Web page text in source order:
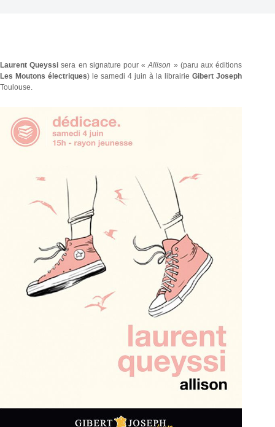
Laurent Queyssi sera en signature pour «Allison » (paru aux éditions
Les Moutons électriques) le samedi 4 juin à la librairieGibert Joseph
Toulouse.